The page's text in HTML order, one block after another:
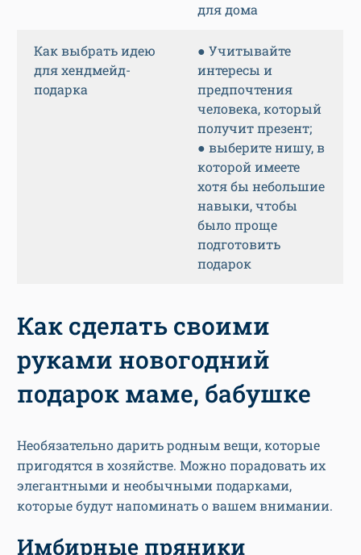
для дома
Как выбрать идею
для хендмейд-
подарка
● Учитывайте
интересы и
предпочтения
человека, который
получит презент;
● выберите нишу, в
которой имеете
хотя бы небольшие
навыки, чтобы
было проще
подготовить
подарок
Как сделать своими
руками новогодний
подарок маме, бабушке
Необязательно дарить родным вещи, которые
пригодятся в хозяйстве. Можно порадовать их
элегантными и необычными подарками,
которые будут напоминать о вашем внимании.
Имбирные пряники